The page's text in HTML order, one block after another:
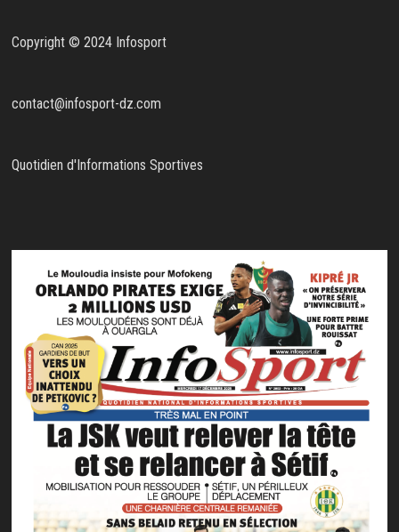
Copyright © 2024 Infosport
contact@infosport-dz.com
Quotidien d'Informations Sportives